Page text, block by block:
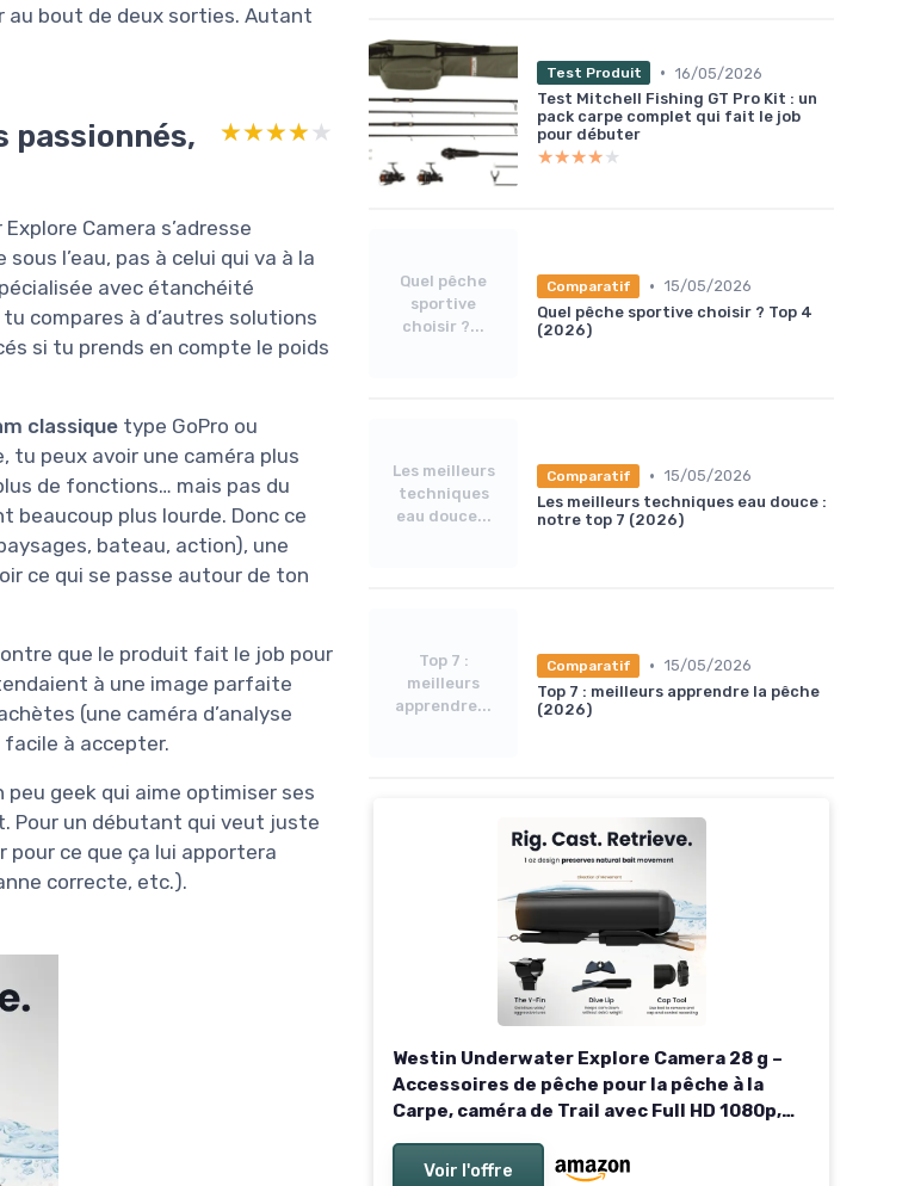
au bout de deux sorties. Autant
★★★★★
★★★★★
Camera s’adresse
l’eau, pas à celui qui va à la
avec étanchéité
compares à d’autres solutions
si tu prends en compte le poids
classique type GoPro ou
tu peux avoir une caméra plus
de fonctions… mais pas du
plus lourde. Donc ce
bateau, action), une
ce qui se passe autour de ton
que le produit fait le job pour
à une image parfaite
(une caméra d’analyse
facile à accepter.
geek qui aime optimiser ses
Pour un débutant qui veut juste
pour ce que ça lui apportera
correcte, etc.).
Test Produit • 16/05/2026
Test Mitchell Fishing GT Pro Kit : un
pack carpe complet qui fait le job
pour débuter
★★★★★
★★★★★
Quel pêche
sportive
choisir ?...
Comparatif • 15/05/2026
Quel pêche sportive choisir ? Top 4
(2026)
Les meilleurs
techniques
eau douce...
Comparatif • 15/05/2026
Les meilleurs techniques eau douce :
notre top 7 (2026)
Top 7 :
meilleurs
apprendre...
Comparatif • 15/05/2026
Top 7 : meilleurs apprendre la pêche
(2026)
Westin Underwater Explore Camera 28 g –
Accessoires de pêche pour la pêche à la
Carpe, caméra de Trail avec Full HD 1080p,
25 Min
Voir l'offre